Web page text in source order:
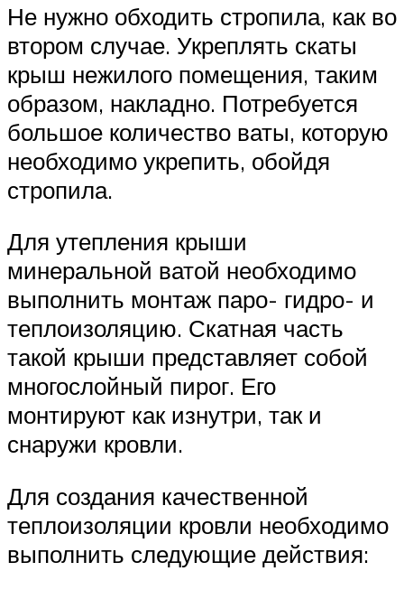
Не нужно обходить стропила, как во
втором случае. Укреплять скаты
крыш нежилого помещения, таким
образом, накладно. Потребуется
большое количество ваты, которую
необходимо укрепить, обойдя
стропила.
Для утепления крыши
минеральной ватой необходимо
выполнить монтаж паро- гидро- и
теплоизоляцию. Скатная часть
такой крыши представляет собой
многослойный пирог. Его
монтируют как изнутри, так и
снаружи кровли.
Для создания качественной
теплоизоляции кровли необходимо
выполнить следующие действия: